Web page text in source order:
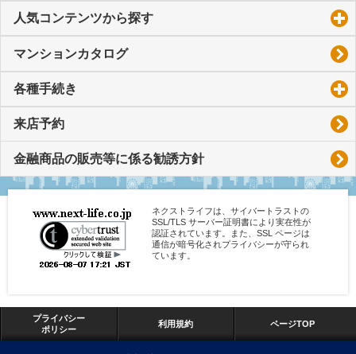
人気コンテンツから探す
マンションカタログ
各種手続き
来店予約
金融商品の販売等に係る勧誘方針
ネクストライフは、サイバートラストの
SSL/TLS サーバー証明書により実在性が
認証されています。また、SSL ページは
通信が暗号化されプライバシーが守られ
ています。
プライバシー
ポリシー
利用規約 ページTOP